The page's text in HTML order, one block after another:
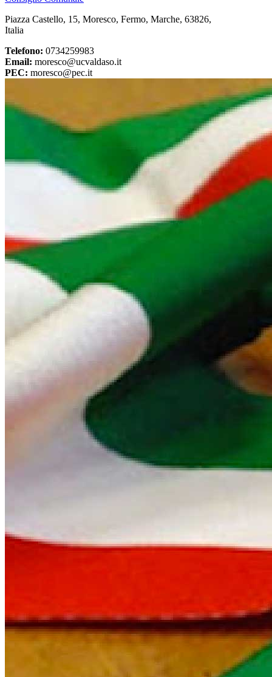
Piazza Castello, 15, Moresco, Fermo, Marche, 63826,
Italia
Telefono: 0734259983
Email: moresco@ucvaldaso.it
PEC: moresco@pec.it